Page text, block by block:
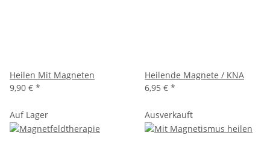
Heilen Mit Magneten
9,90 € *
Heilende Magnete / KNA
6,95 € *
Auf Lager Ausverkauft